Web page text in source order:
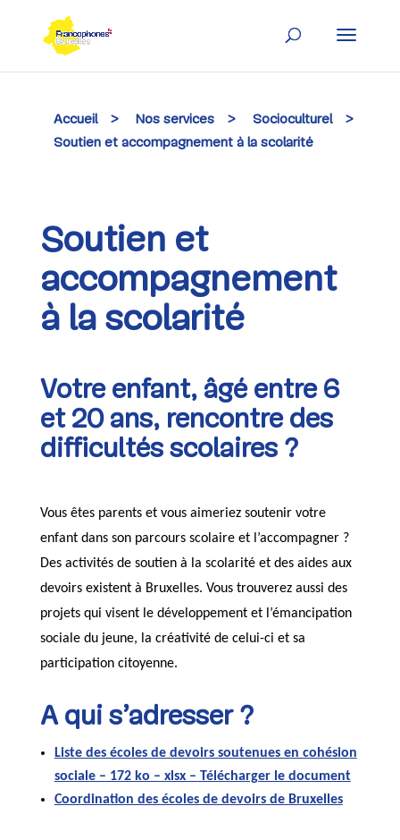
content
Accueil > Nos services > Socioculturel
>
Soutien et accompagnement à la scolarité
Soutien et
accompagnement
à la scolarité
Votre enfant, âgé entre 6
et 20 ans, rencontre des
difficultés scolaires ?
Vous êtes parents et vous aimeriez soutenir votre
enfant dans son parcours scolaire et l’accompagner ?
Des activités de soutien à la scolarité et des aides aux
devoirs existent à Bruxelles. Vous trouverez aussi des
projets qui visent le développement et l’émancipation
sociale du jeune, la créativité de celui-ci et sa
participation citoyenne.
A qui s’adresser ?
Liste des écoles de devoirs soutenues en cohésion
sociale – 172 ko – xlsx – Télécharger le document
Coordination des écoles de devoirs de Bruxelles